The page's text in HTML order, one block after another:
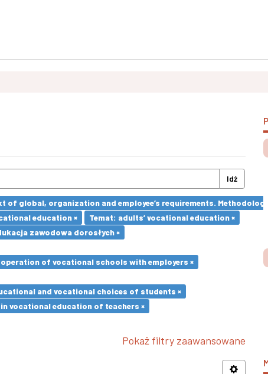
Idź
global, organization and employee’s requirements.
education ×
Temat: adults’ vocational education ×
zawodowa dorosłych ×
of vocational schools with employers ×
and vocational choices of students ×
vocational education of teachers ×
Pokaż filtry zaawansowane